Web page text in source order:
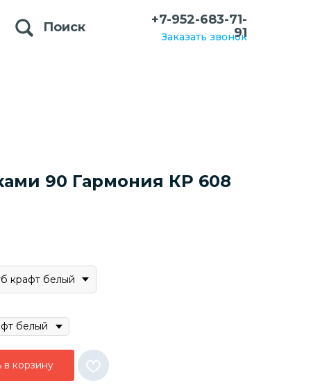
Заказать звонок
+7-952-683-71-
91
Поиск
90 Гармония КР 608
крафт белый
в корзину